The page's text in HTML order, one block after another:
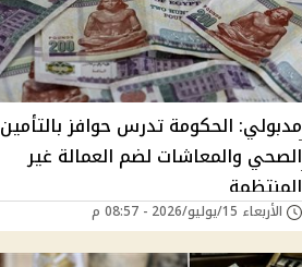
مدبولي: الحكومة تدرس حوافز بالتأمين
الصحي والمعاشات لضم العمالة غير
المنتظمة
الأربعاء 15/يوليو/2026 - 08:57 م